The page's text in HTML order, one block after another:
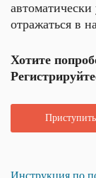
отражаться в
Хотите
Приступить
Инструкция по